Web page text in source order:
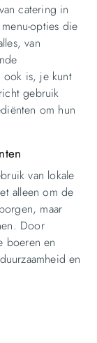
catering in
opties die
van
ook is, je kunt
gebruik
om hun
van lokale
alleen om de
maar
Door
boeren en
en